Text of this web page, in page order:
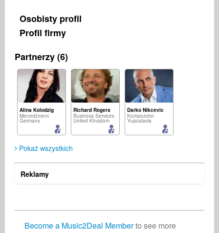
Osobisty profil
Profil firmy
Partnerzy (6)
Alina Kolodzig
Menedżment
Germany
Richard Rogers
Business Services
United Kingdom
Darko Nikcevic
Kompozytor
Yugoslavia
Pokaż wszystkich
Reklamy
Become a Music2Deal Memberto see more